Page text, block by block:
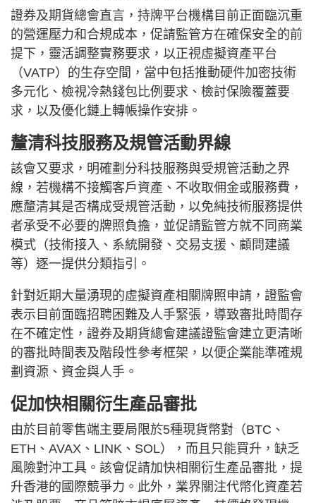
證券及期貨總會直言，持牌平台機構目前正面臨沉重
的營運壓力和合規成本，促請監管方在確保安全的前
提下，靈活調整實務要求，以正視虛擬資產平台
（VATP）的生存空間，當中包括推動硬件加密技術
多元化、檢視冷熱錢包比例要求、檢討保險覆蓋要
求，以及優化鏈上轉帳操作安排。
釐清科技服務及規管活動界線
該會又要求，明確劃分科技服務與受規管活動之界
線，若機構不接觸客戶資產、不收取佣金或服務費，
應釐清其是否構成受規管活動，以免純技術服務提供
者承受不必要的牌照負擔，並促請監管方就不同商業
模式（技術接入、系統開發、交易支援、顧問建議
等）逐一提供分類指引。
針對近期大量湧現的虛擬資產相關牌照申請，證監會
表示目前面臨招聘困難及人手緊張，導致審批時間存
在不確定性，證券及期貨總會建議證監會建立更清晰
的審批時間表及階段性參考框架，以便企業能準確規
劃資源、資金與人手。
促加快相關衍生產品審批
由於目前零售端主要局限於5種現貨幣對（BTC、
ETH、AVAX、LINK、SOL），而且只能買升，缺乏
風險對沖工具。該會促請加快相關衍生產品審批，提
升香港的國際競爭力。此外，業界關注代幣化資產若